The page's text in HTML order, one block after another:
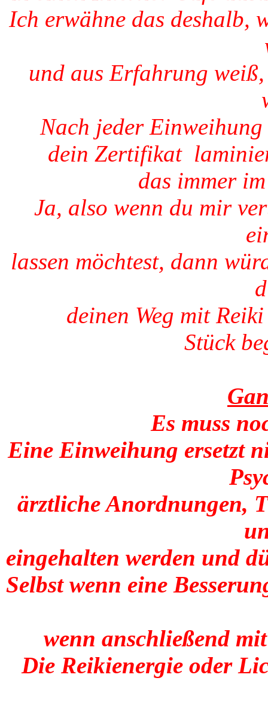
Ich erwähne das deshalb,
und aus Erfahrung
Nach jeder
dein Zertifikat
das immer
Ja, also wenn du mir
lassen möchtest, dann
deinen Weg mit
Stück
Es muss
Eine Einweihung ersetzt
ärztliche Anordnungen,
eingehalten werden und
Selbst wenn eine
wenn anschließend
Die Reikienergie oder